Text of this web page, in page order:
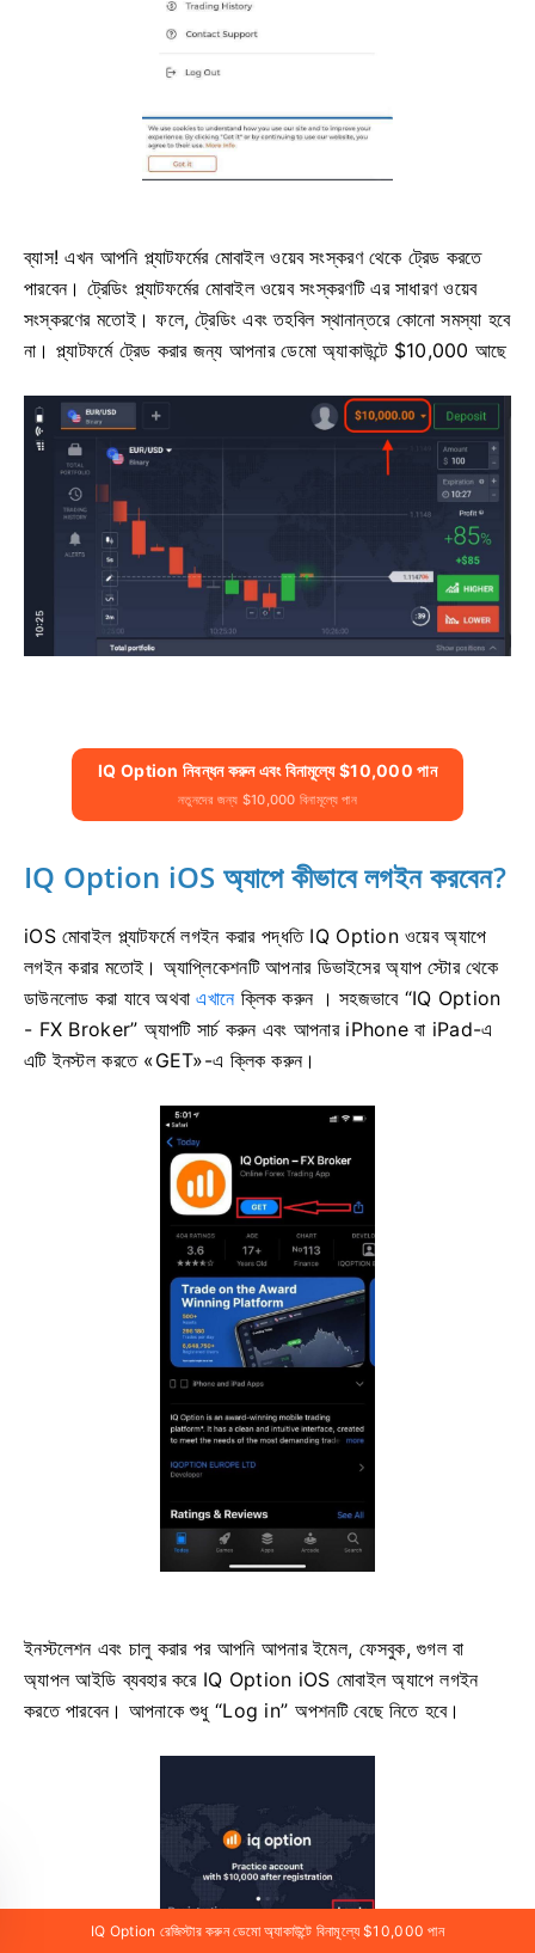
ব্যাস! এখন আপনি প্ল্যাটফর্মের মোবাইল ওয়েব সংস্করণ থেকে ট্রেড করতে
পারবেন। ট্রেডিং প্ল্যাটফর্মের মোবাইল ওয়েব সংস্করণটি এর সাধারণ ওয়েব
সংস্করণের মতোই। ফলে, ট্রেডিং এবং তহবিল স্থানান্তরে কোনো সমস্যা হবে
না। প্ল্যাটফর্মে ট্রেড করার জন্য আপনার ডেমো অ্যাকাউন্টে $10,000 আছে
IQ Option নিবন্ধন করুন এবং বিনামূল্যে $10,000 পান
নতুনদের জন্য $10,000 বিনামূল্যে পান
IQ Option iOS অ্যাপে কীভাবে লগইন করবেন?
iOS মোবাইল প্ল্যাটফর্মে লগইন করার পদ্ধতি IQ Option ওয়েব অ্যাপে
লগইন করার মতোই। অ্যাপ্লিকেশনটি আপনার ডিভাইসের অ্যাপ স্টোর থেকে
ডাউনলোড করা যাবে অথবাএখানেক্লিক করুন । সহজভাবে “IQ Option
- FX Broker” অ্যাপটি সার্চ করুন এবং আপনার iPhone বা iPad-এ
এটি ইনস্টল করতে «GET»-এ ক্লিক করুন।
ইনস্টলেশন এবং চালু করার পর আপনি আপনার ইমেল, ফেসবুক, গুগল বা
অ্যাপল আইডি ব্যবহার করে IQ Option iOS মোবাইল অ্যাপে লগইন
করতে পারবেন। আপনাকে শুধু “Log in” অপশনটি বেছে নিতে হবে।
IQ Option রেজিস্টার করুন ডেমো অ্যাকাউন্টে বিনামূল্যে $10,000 পান